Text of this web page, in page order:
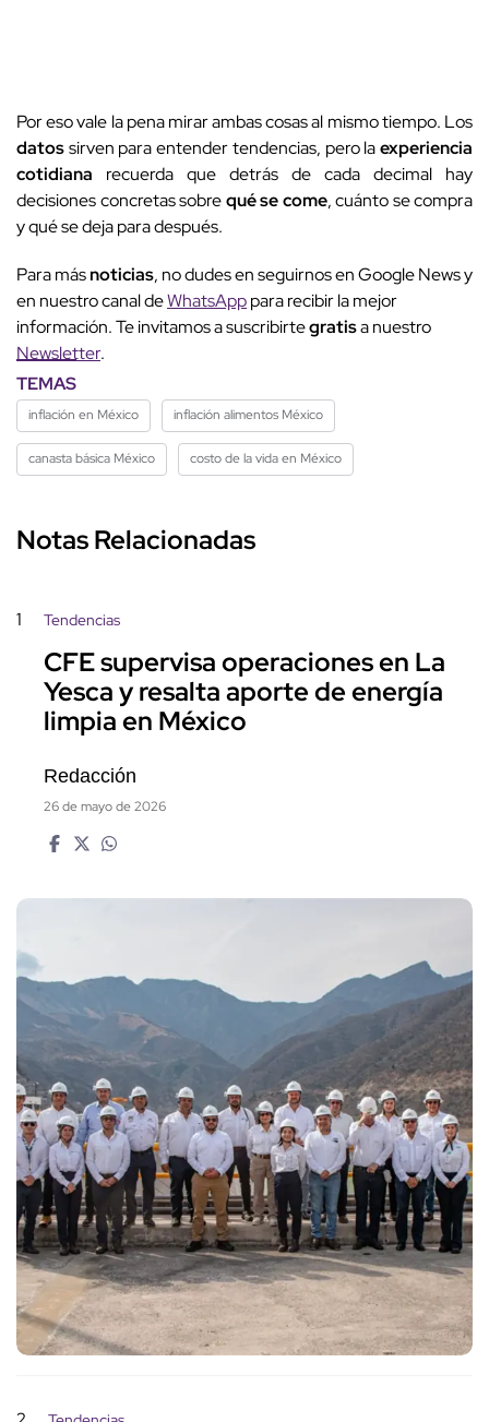
Por eso vale la pena mirar ambas cosas al mismo tiempo. Los
datossirven para entender tendencias, pero laexperiencia
cotidiana recuerda que detrás de cada decimal hay
decisiones concretas sobrequé se come, cuánto se compra
y qué se deja para después.
Para másnoticias, no dudes en seguirnos en Google News y
en nuestro canal deWhatsApppara recibir la mejor
información. Te invitamos a suscribirtegratisa nuestro
Newsletter.
TEMAS
inflación en México inflación alimentos México
canasta básica México costo de la vida en México
Notas Relacionadas
1 Tendencias
CFE supervisa operaciones en La
Yesca y resalta aporte de energía
limpia en México
Redacción
26 de mayo de 2026